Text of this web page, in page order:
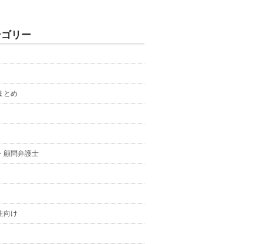
リー
とめ
顧問弁護士
向け